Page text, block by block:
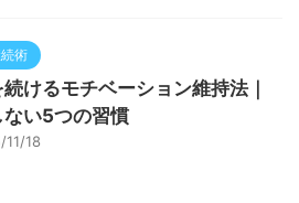
術
けるモチベーション維持法｜
ない5つの習慣
18